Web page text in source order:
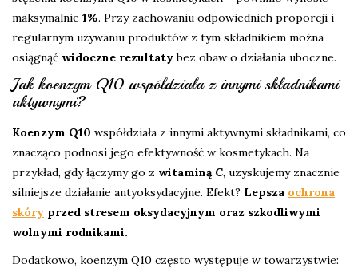
maksymalnie 1%. Przy zachowaniu odpowiednich proporcji i
regularnym używaniu produktów z tym składnikiem można
osiągnąć widoczne rezultatybez obaw o działania uboczne.
Jak koenzym Q10 współdziała z innymi składnikami
aktywnymi?
Koenzym Q10 współdziała z innymi aktywnymi składnikami, co
znacząco podnosi jego efektywność w kosmetykach. Na
przykład, gdy łączymy go z witaminą C, uzyskujemy znacznie
silniejsze działanie antyoksydacyjne. Efekt? Lepsza ochrona
skóry przed stresem oksydacyjnym oraz szkodliwymi
wolnymi rodnikami.
Dodatkowo, koenzym Q10 często występuje w towarzystwie: